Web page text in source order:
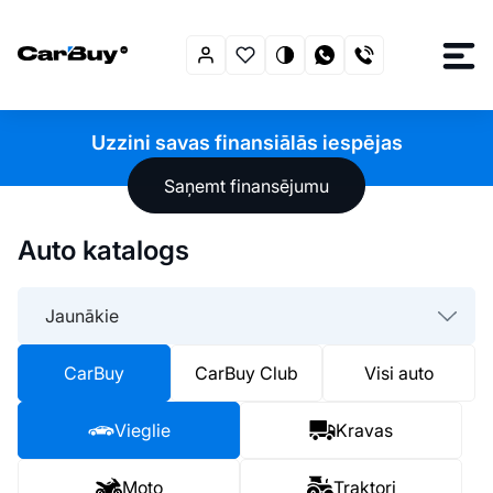
Uzzini savas finansiālās iespējas
Saņemt finansējumu
Auto katalogs
Jaunākie
CarBuy CarBuy Club Visi auto
Vieglie Kravas
Moto Traktori